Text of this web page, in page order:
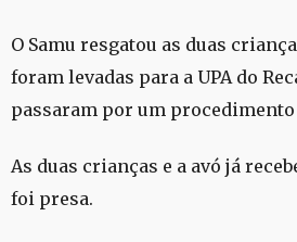
O Samu resgatou as duas
foram levadas para a UPA do
passaram por um
As duas crianças e a avó já
foi presa.